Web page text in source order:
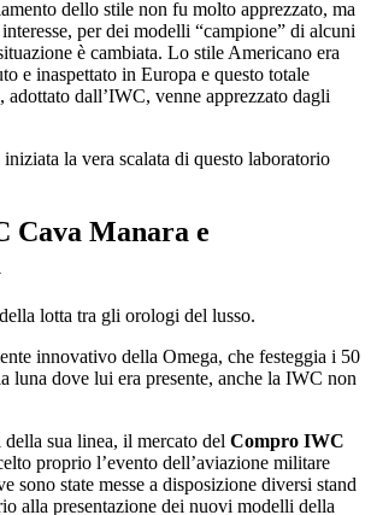
dello stile non fu molto apprezzato, ma
per dei modelli “campione” di alcuni
è cambiata. Lo stile Americano era
e inaspettato in Europa e questo totale
adottato dall’IWC, venne apprezzato dagli
la vera scalata di questo laboratorio
Cava Manara e
lotta tra gli orologi del lusso.
innovativo della Omega, che festeggia i 50
luna dove lui era presente, anche la IWC non
sua linea, il mercato del Compro IWC
proprio l’evento dell’aviazione militare
sono state messe a disposizione diversi stand
alla presentazione dei nuovi modelli della